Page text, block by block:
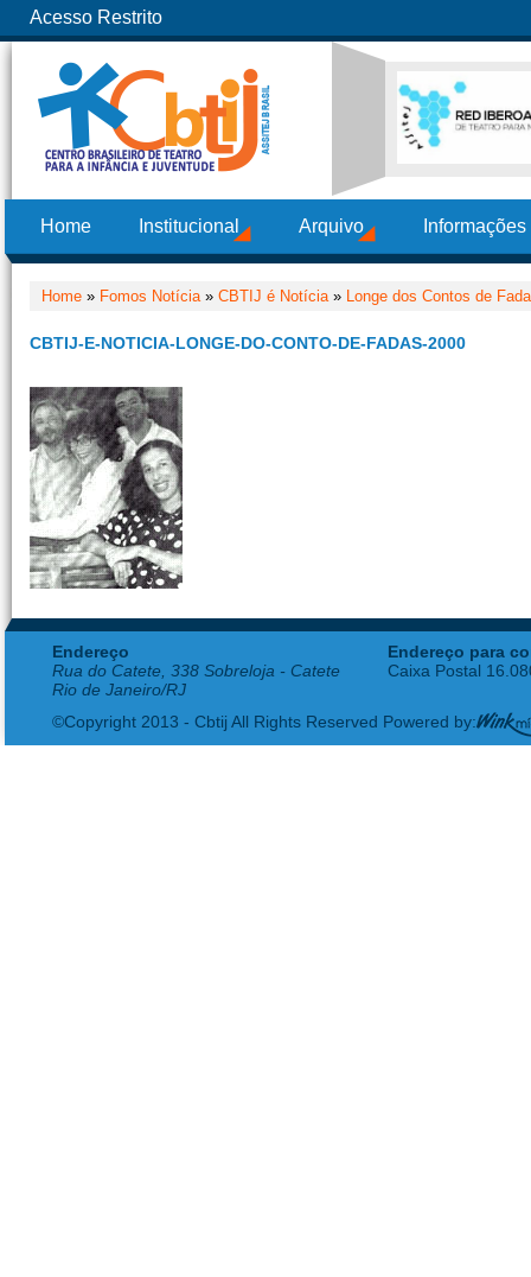
Acesso Restrito
Home Institucional Arquivo
Home » Fomos Notícia» CBTIJ é Notícia» Longe dos Contos de
CBTIJ-E-NOTICIA-LONGE-DO-CONTO-DE-FADAS-2000
Endereço
Rua do Catete, 338 Sobreloja - Catete
Rio de Janeiro/RJ
Endereço para
Caixa Postal
©Copyright 2013 - Cbtij All Rights Reserved Powered by: